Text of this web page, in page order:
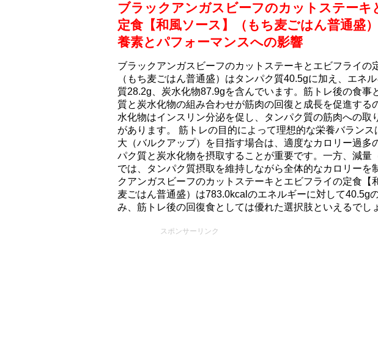
ブラックアンガスビーフのカットステーキ
定食【和風ソース】（もち⻨ごはん普通盛
養素とパフォーマンスへの影響
ブラックアンガスビーフのカットステーキとエビフライの
（もち⻨ごはん普通盛）はタンパク質40.5gに加え、エネ
質28.2g、炭水化物87.9gを含んでいます。筋トレ後の食事
質と炭水化物の組み合わせが筋肉の回復と成長を促進する
水化物はインスリン分泌を促し、タンパク質の筋肉への取
があります。 筋トレの目的によって理想的な栄養バラン
大（バルクアップ）を目指す場合は、適度なカロリー過多
パク質と炭水化物を摂取することが重要です。一方、減量
では、タンパク質摂取を維持しながら全体的なカロリーを
クアンガスビーフのカットステーキとエビフライの定食【
⻨ごはん普通盛）は783.0kcalのエネルギーに対して40.5g
み、筋トレ後の回復食としては優れた選択肢といえるでし
スポンサーリンク